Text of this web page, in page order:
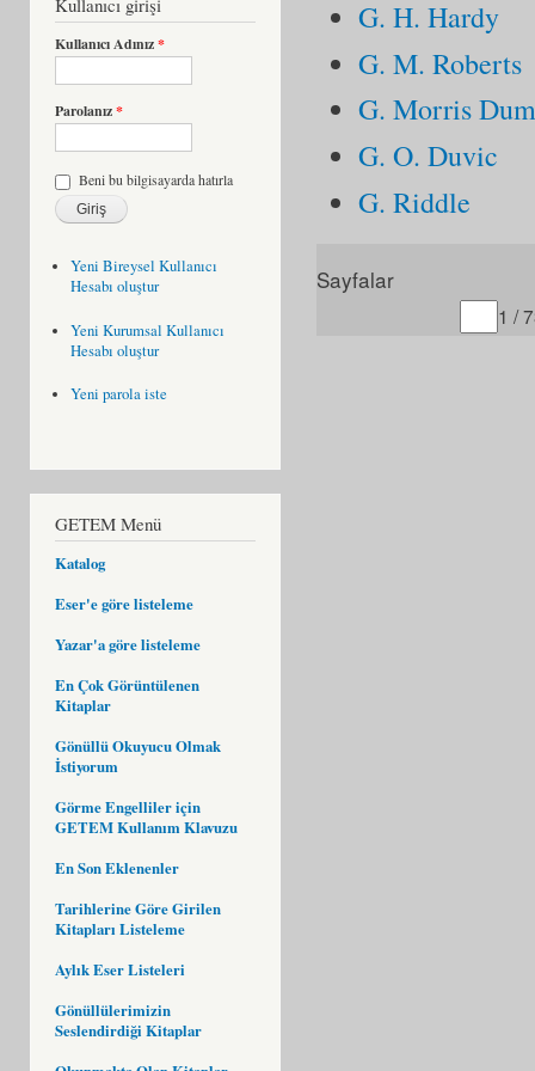
Kullanıcı Adınız*
Parolanız*
Beni bu bilgisayarda hatırla
Yeni Bireysel Kullanıcı
Hesabı oluştur
Yeni Kurumsal Kullanıcı
Hesabı oluştur
Yeni parola iste
GETEM Menü
Katalog
Eser'e göre listeleme
Yazar'a göre listeleme
En Çok Görüntülenen
Kitaplar
Gönüllü Okuyucu Olmak
İstiyorum
Görme Engelliler için
GETEM Kullanım Klavuzu
En Son Eklenenler
Tarihlerine Göre Girilen
Kitapları Listeleme
Aylık Eser Listeleri
Gönüllülerimizin
Seslendirdiği Kitaplar
G. H. Hardy
G. M. Roberts
G. Morris
G. O. Duvic
G. Riddle
Sayfalar
Gitmek istediğiniz 1 /